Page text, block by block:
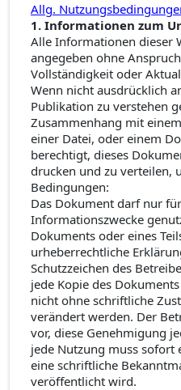
Allg.
1. Informationen zum
Alle Informationen dieser
angegeben ohne
Vollständigkeit oder
Wenn nicht ausdrücklich
Publikation zu verstehen
Zusammenhang mit
einer Datei, oder einem
berechtigt, dieses
drucken und zu verteilen,
Bedingungen:
Das Dokument darf nur
Informationszwecke
Dokuments oder eines
urheberrechtliche
Schutzzeichen des
jede Kopie des
nicht ohne schriftliche
verändert werden. Der
vor, diese Genehmigung
jede Nutzung muss sofort
eine schriftliche
veröffentlicht wird.